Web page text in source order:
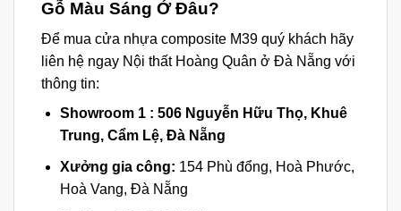
Gỗ Màu Sáng Ở Đâu?
Để mua cửa nhựa composite M39 quý khách hãy
liên hệ ngay Nội thất Hoàng Quân ở Đà Nẵng với
thông tin:
Showroom 1 : 506 Nguyễn Hữu Thọ, Khuê
Trung, Cẩm Lệ, Đà Nẵng
Xưởng gia công: 154 Phù đổng, Hoà Phước,
Hoà Vang, Đà Nẵng